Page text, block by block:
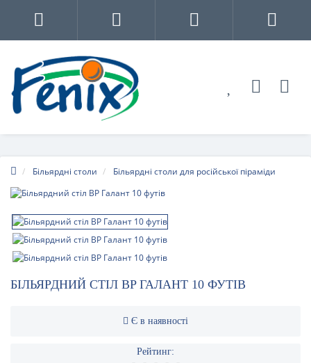
Більярдні столи Більярдні столи для російської піраміди
БІЛЬЯРДНИЙ СТІЛ BP ГАЛАНТ 10 ФУТІВ
Є в наявності
Рейтинг: